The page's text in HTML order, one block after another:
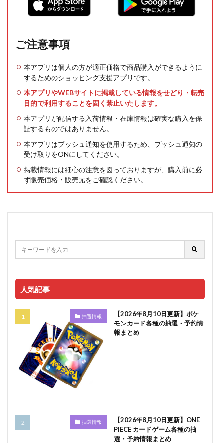
ご注意事項
本アプリは個人の方が適正価格で商品購入ができるように
するためのショッピング支援アプリです。
本アプリやWEBサイトに掲載している情報をせどり・転売
目的で利用することを固く禁止いたします。
本アプリが配信する入荷情報・在庫情報は確実な購入を保
証するものではありません。
本アプリはプッシュ通知を使用するため、プッシュ通知の
受け取りをONにしてください。
掲載情報には細心の注意を図っておりますが、購入前に必
ず販売価格・販売元をご確認ください。
人気記事
抽選情報
【2026年8月10日更新】ポケ
モンカード各種の抽選・予約情
報まとめ
抽選情報
【2026年8月10日更新】ONE
PIECE カードゲーム各種の抽
選・予約情報まとめ